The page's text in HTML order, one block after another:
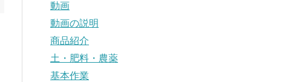
動画
動画の説明
商品紹介
土・肥料・農薬
基本作業